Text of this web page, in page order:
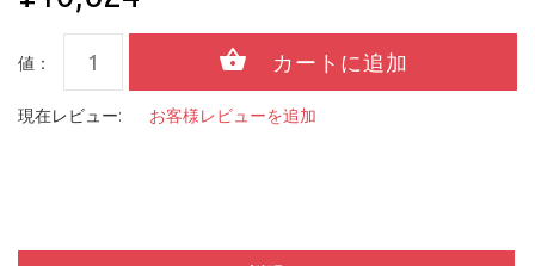
値：
現在レビュー: お客様レビューを追加